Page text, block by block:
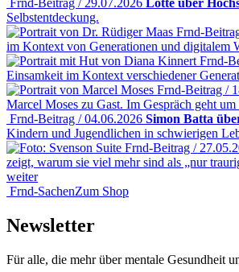
Frnd-Beitrag / 29.07.2026 Lotte über
Selbstentdeckung.
Frnd-
im Kontext von Generationen und digitalem
Frnd-
Einsamkeit im Kontext verschiedener
Frnd-Beitrag /
Marcel Moses zu Gast. Im Gespräch geht
Frnd-Beitrag / 04.06.2026 Simon Batta
Kindern und Jugendlichen in schwierigen
Frnd-Beitrag /
zeigt, warum sie viel mehr sind als „nur
weiter
Frnd-SachenZum Shop
Newsletter
Für alle, die mehr über mentale Gesundheit